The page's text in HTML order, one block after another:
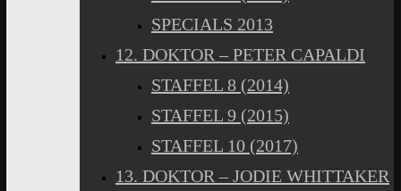
SPECIALS 2013
12. DOKTOR – PETER CAPALDI
STAFFEL 8 (2014)
STAFFEL 9 (2015)
STAFFEL 10 (2017)
13. DOKTOR – JODIE WHITTAKER